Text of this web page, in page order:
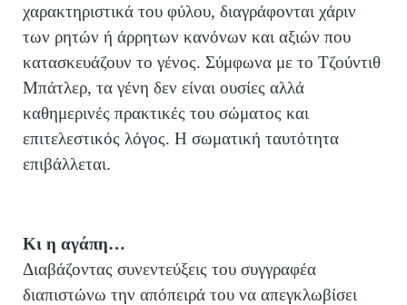
χαρακτηριστικά του φύλου, διαγράφονται χάριν
των ρητών ή άρρητων κανόνων και αξιών που
κατασκευάζουν το γένος. Σύμφωνα με το Τζούντιθ
Μπάτλερ, τα γένη δεν είναι ουσίες αλλά
καθημερινές πρακτικές του σώματος και
επιτελεστικός λόγος. Η σωματική ταυτότητα
επιβάλλεται.
Κι η αγάπη…
Διαβάζοντας συνεντεύξεις του συγγραφέα
διαπιστώνω την απόπειρά του να απεγκλωβίσει